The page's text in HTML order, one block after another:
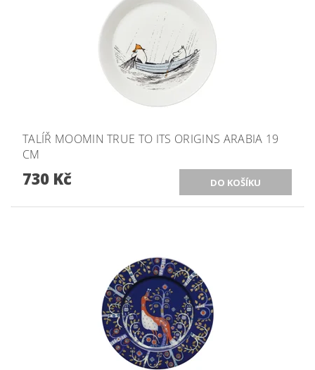
TALÍŘ MOOMIN TRUE TO ITS ORIGINS ARABIA 19
CM
730 Kč